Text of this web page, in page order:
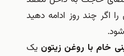
اگر چند روز ادامه دهید
خام با روغن زیتون یک